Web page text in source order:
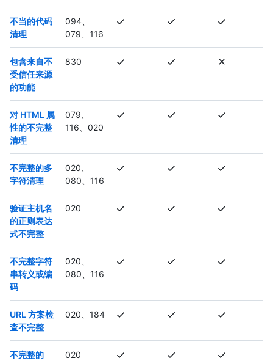
不当的代码
清理
094、
079、116
包含来自不
受信任来源
的功能
830
对 HTML 属
性的不完整
清理
079、
116、020
不完整的多
字符清理
020、
080、116
验证主机名
的正则表达
式不完整
020
不完整字符
串转义或编
码
020、
080、116
URL 方案检
查不完整
020、184
不完整的
020